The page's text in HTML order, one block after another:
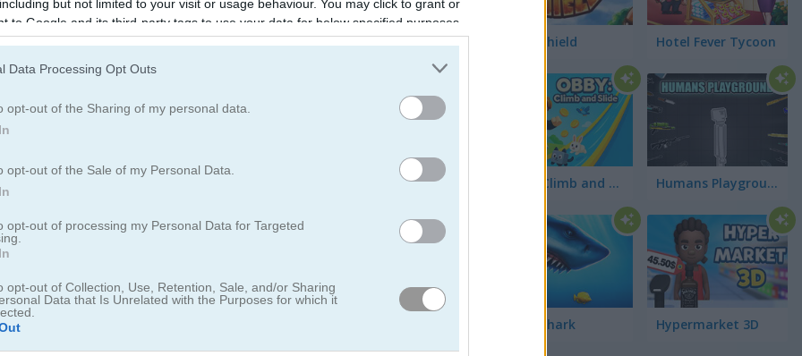
but not limited to your visit or usage behaviour. You may click to grant or
to Google and its third-party tags to use your data for below specified purposes
consent section.
Data Processing Opt Outs
opt-out of the Sharing of my personal data.
opt-out of the Sale of my Personal Data.
opt-out of processing my Personal Data for Targeted
opt-out of Collection, Use, Retention, Sale, and/or Sharing
Data that Is Unrelated with the Purposes for which it
Pixel đi Cảnh
Sinh Tồn
the ghost
Key & Shield Hotel Fever Tycoon
Obby: Climb and Slide Humans Playground
Mega Shark Hypermarket 3D